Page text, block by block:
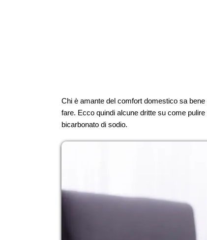
Chi è amante del comfort domestico sa
fare. Ecco quindi alcune dritte su come
bicarbonato di sodio.